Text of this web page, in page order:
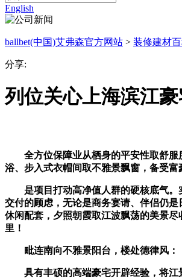
English
ballbet(中国)艾弗森官方网站 > 装修建材
分享:
列位关心上海滨江
全方位保障业从栖身的平安性取舒服
浴、步入式衣帽间取不雅景飘窗，备受
是项目打动高净值人群的硬核底气。
交付的顾虑，无论是商务宴请、伴侣仍
休闲配套，夕照朝霞取江波飘荡的美景
里！
毗连南向不雅景阳台，楼处德律风：
具有丰硕的高端豪宅开辟经验，将江景